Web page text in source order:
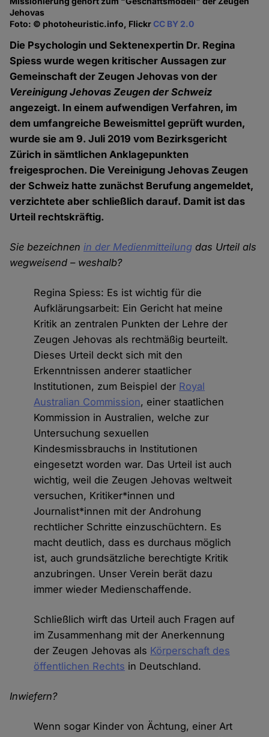
Jehovas
Foto: © photoheuristic.info, FlickrCC BY 2.0
Die Psychologin und Sektenexpertin Dr. Regina
Spiess wurde wegen kritischer Aussagen zur
Gemeinschaft der Zeugen Jehovas von der
Vereinigung Jehovas Zeugen der Schweiz
angezeigt. In einem aufwendigen Verfahren, im
dem umfangreiche Beweismittel geprüft wurden,
wurde sie am 9. Juli 2019 vom Bezirksgericht
Zürich in sämtlichen Anklagepunkten
freigesprochen. Die Vereinigung Jehovas Zeugen
der Schweiz hatte zunächst Berufung angemeldet,
verzichtete aber schließlich darauf. Damit ist das
Urteil rechtskräftig.
Sie bezeichnenin der Medienmitteilung das Urteil als
wegweisend – weshalb?
Regina Spiess: Es ist wichtig für die
Aufklärungsarbeit: Ein Gericht hat meine
Kritik an zentralen Punkten der Lehre der
Zeugen Jehovas als rechtmäßig beurteilt.
Dieses Urteil deckt sich mit den
Erkenntnissen anderer staatlicher
Institutionen, zum Beispiel der Royal
Australian Commission, einer staatlichen
Kommission in Australien, welche zur
Untersuchung sexuellen
Kindesmissbrauchs in Institutionen
eingesetzt worden war. Das Urteil ist auch
wichtig, weil die Zeugen Jehovas weltweit
versuchen, Kritiker*innen und
Journalist*innen mit der Androhung
rechtlicher Schritte einzuschüchtern. Es
macht deutlich, dass es durchaus möglich
ist, auch grundsätzliche berechtigte Kritik
anzubringen. Unser Verein berät dazu
immer wieder Medienschaffende.
Schließlich wirft das Urteil auch Fragen auf
im Zusammenhang mit der Anerkennung
der Zeugen Jehovas als Körperschaft des
öffentlichen Rechts in Deutschland.
Inwiefern?
Wenn sogar Kinder von Ächtung, einer Art